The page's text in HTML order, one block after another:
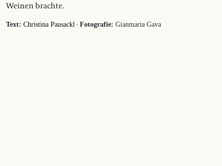
Weinen brachte.
Text: Christina Pausackl · Fotografie: Gianmaria Gava